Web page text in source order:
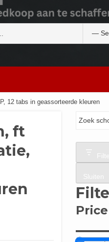
12 tabs in geassorteerde kleuren
ft
Sluiten
Price